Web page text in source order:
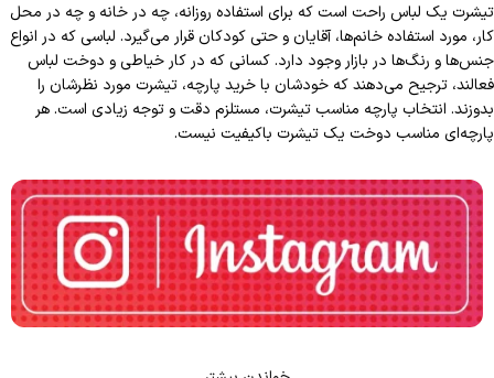
تیشرت یک لباس راحت است که برای استفاده روزانه، چه در خانه و چه در محل
کار، مورد استفاده خانم‌ها، آقایان و حتی کودکان قرار می‌گیرد. لباسی که در انواع
جنس‌ها و رنگ‌ها در بازار وجود دارد. کسانی که در کار خیاطی و دوخت لباس
فعالند، ترجیح می‌دهند که خودشان با خرید پارچه، تیشرت مورد نظرشان را
بدوزند. انتخاب پارچه مناسب تیشرت، مستلزم دقت و توجه زیادی است. هر
پارچه‌ای مناسب دوخت یک تیشرت باکیفیت نیست.